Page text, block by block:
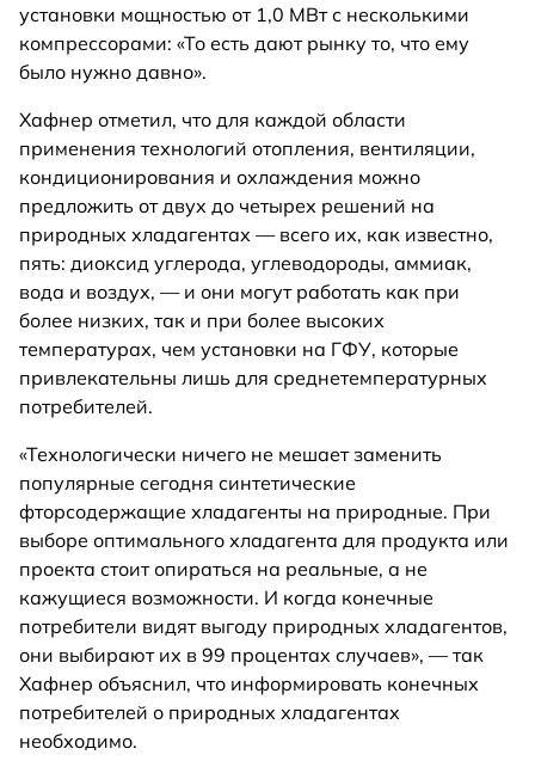
установки мощностью от 1,0 МВт с несколькими
компрессорами: «То есть дают рынку то, что ему
было нужно давно».
Хафнер отметил, что для каждой области
применения технологий отопления, вентиляции,
кондиционирования и охлаждения можно
предложить от двух до четырех решений на
природных хладагентах — всего их, как известно,
пять: диоксид углерода, углеводороды, аммиак,
вода и воздух, — и они могут работать как при
более низких, так и при более высоких
температурах, чем установки на ГФУ, которые
привлекательны лишь для среднетемпературных
потребителей.
«Технологически ничего не мешает заменить
популярные сегодня синтетические
фторсодержащие хладагенты на природные. При
выборе оптимального хладагента для продукта или
проекта стоит опираться на реальные, а не
кажущиеся возможности. И когда конечные
потребители видят выгоду природных хладагентов,
они выбирают их в 99 процентах случаев», — так
Хафнер объяснил, что информировать конечных
потребителей о природных хладагентах
необходимо.